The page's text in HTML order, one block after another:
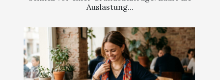
Auslastung...